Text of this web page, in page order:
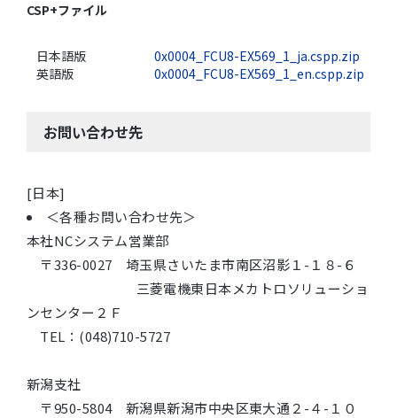
CSP+ファイル
日本語版
0x0004_FCU8-EX569_1_ja.cspp.zip
英語版
0x0004_FCU8-EX569_1_en.cspp.zip
お問い合わせ先
[日本]
＜各種お問い合わせ先＞
本社NCシステム営業部
〒336-0027 埼玉県さいたま市南区沼影１-１８-６
三菱電機東日本メカトロソリューショ
ンセンター２Ｆ
TEL：(048)710-5727
新潟支社
〒950-5804 新潟県新潟市中央区東大通２-４-１０